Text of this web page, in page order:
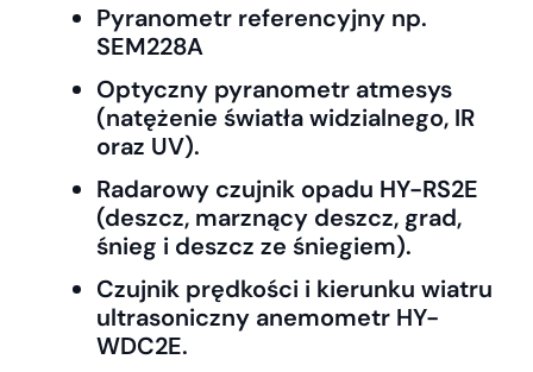
Pyranometr referencyjny np.
SEM228A
Optyczny pyranometr atmesys
(natężenie światła widzialnego, IR
oraz UV).
Radarowy czujnik opadu HY-RS2E
(deszcz, marznący deszcz, grad,
śnieg i deszcz ze śniegiem).
Czujnik prędkości i kierunku wiatru
ultrasoniczny anemometr HY-
WDC2E.